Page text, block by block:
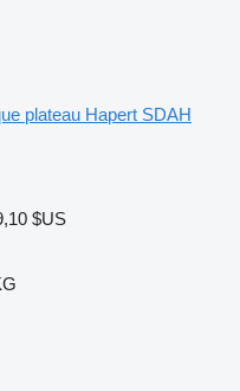
plateau Hapert SDAH
$US